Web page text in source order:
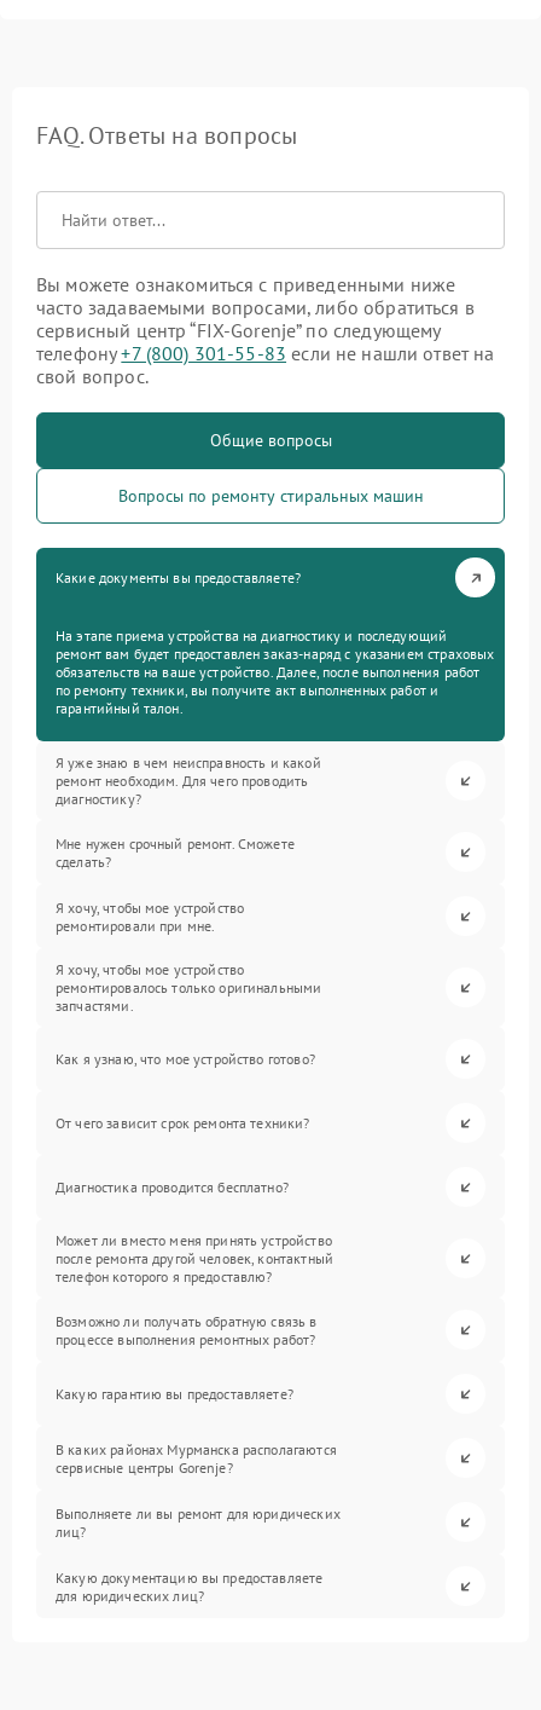
FAQ. Ответы на вопросы
Вы можете ознакомиться с приведенными ниже
часто задаваемыми вопросами, либо обратиться в
сервисный центр “FIX-Gorenje” по следующему
телефону+7 (800) 301-55-83 если не нашли ответ на
свой вопрос.
Общие вопросы
Вопросы по ремонту стиральных машин
Какие документы вы предоставляете?
На этапе приема устройства на диагностику и последующий
ремонт вам будет предоставлен заказ-наряд с указанием страховых
обязательств на ваше устройство. Далее, после выполнения работ
по ремонту техники, вы получите акт выполненных работ и
гарантийный талон.
Я уже знаю в чем неисправность и какой
ремонт необходим. Для чего проводить
диагностику?
Мне нужен срочный ремонт. Сможете
сделать?
Я хочу, чтобы мое устройство
ремонтировали при мне.
Я хочу, чтобы мое устройство
ремонтировалось только оригинальными
запчастями.
Как я узнаю, что мое устройство готово?
От чего зависит срок ремонта техники?
Диагностика проводится бесплатно?
Может ли вместо меня принять устройство
после ремонта другой человек, контактный
телефон которого я предоставлю?
Возможно ли получать обратную связь в
процессе выполнения ремонтных работ?
Какую гарантию вы предоставляете?
В каких районах Мурманска располагаются
сервисные центры Gorenje?
Выполняете ли вы ремонт для юридических
лиц?
Какую документацию вы предоставляете
для юридических лиц?